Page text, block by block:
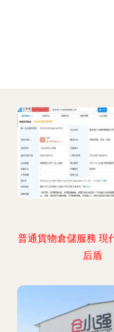
普通貨物倉儲服務 現
后盾